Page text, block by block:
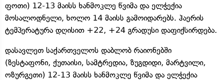
ფოთი) 12-13 მაისს ხანმოკლე წვიმა და ელჭექია
მოსალოდნელი, ხოლო 14 მაისს გამოიდარებს. ჰაერის
ტემპერატურა დღისით +22, +24 გრადუსი დაფიქსირდება.
დასავლეთ საქართველოს დაბლობ რაიონებში
(ზესტაფონი, ქუთაისი, სამტრედია, ზუგდიდი, მარტვილი,
ოზურგეთი) 12-13 მაისს ხანმოკლე წვიმა და ელჭექია